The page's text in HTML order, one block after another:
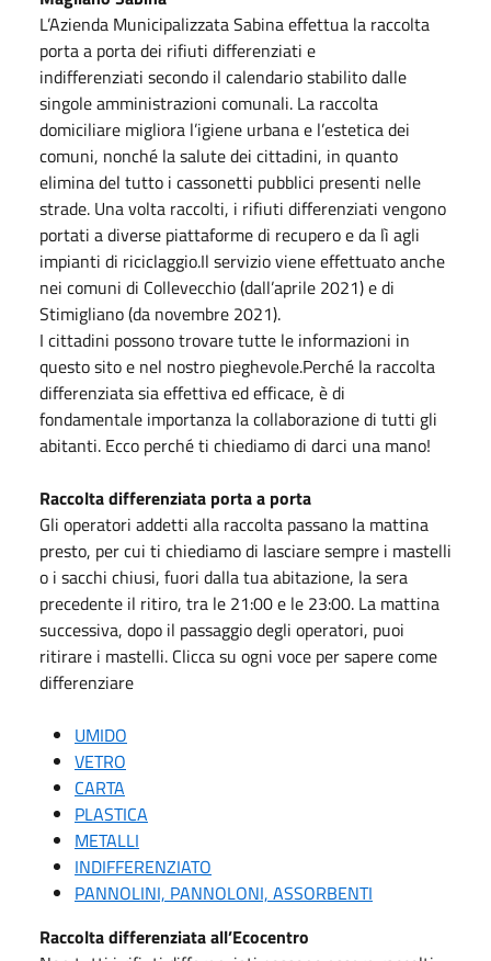
L’Azienda Municipalizzata Sabina effettua la raccolta
porta a porta dei rifiuti differenziati e
indifferenziati secondo il calendario stabilito dalle
singole amministrazioni comunali. La raccolta
domiciliare migliora l’igiene urbana e l’estetica dei
comuni, nonché la salute dei cittadini, in quanto
elimina del tutto i cassonetti pubblici presenti nelle
strade. Una volta raccolti, i rifiuti differenziati vengono
portati a diverse piattaforme di recupero e da lì agli
impianti di riciclaggio.Il servizio viene effettuato anche
nei comuni di Collevecchio (dall’aprile 2021) e di
Stimigliano (da novembre 2021).
I cittadini possono trovare tutte le informazioni in
questo sito e nel nostro pieghevole.Perché la raccolta
differenziata sia effettiva ed efficace, è di
fondamentale importanza la collaborazione di tutti gli
abitanti. Ecco perché ti chiediamo di darci una mano!
Raccolta differenziata porta a porta
Gli operatori addetti alla raccolta passano la mattina
presto, per cui ti chiediamo di lasciare sempre i mastelli
o i sacchi chiusi, fuori dalla tua abitazione, la sera
precedente il ritiro, tra le 21:00 e le 23:00. La mattina
successiva, dopo il passaggio degli operatori, puoi
ritirare i mastelli. Clicca su ogni voce per sapere come
differenziare
UMIDO
VETRO
CARTA
PLASTICA
METALLI
INDIFFERENZIATO
PANNOLINI, PANNOLONI, ASSORBENTI
Raccolta differenziata all’Ecocentro